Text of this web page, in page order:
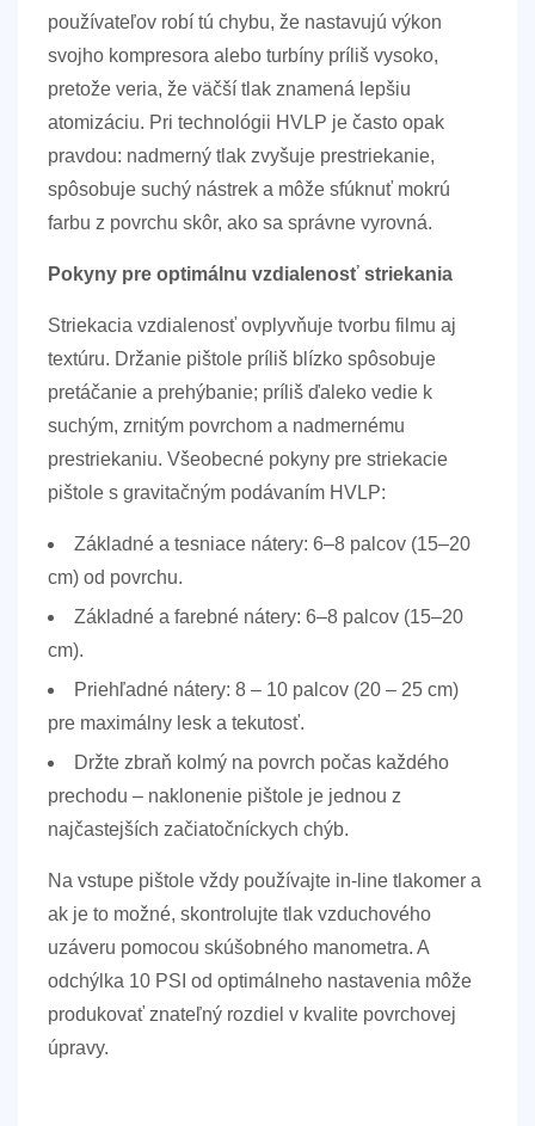
používateľov robí tú chybu, že nastavujú výkon
svojho kompresora alebo turbíny príliš vysoko,
pretože veria, že väčší tlak znamená lepšiu
atomizáciu. Pri technológii HVLP je často opak
pravdou: nadmerný tlak zvyšuje prestriekanie,
spôsobuje suchý nástrek a môže sfúknuť mokrú
farbu z povrchu skôr, ako sa správne vyrovná.
Pokyny pre optimálnu vzdialenosť striekania
Striekacia vzdialenosť ovplyvňuje tvorbu filmu aj
textúru. Držanie pištole príliš blízko spôsobuje
pretáčanie a prehýbanie; príliš ďaleko vedie k
suchým, zrnitým povrchom a nadmernému
prestriekaniu. Všeobecné pokyny pre striekacie
pištole s gravitačným podávaním HVLP:
Základné a tesniace nátery: 6–8 palcov (15–20
cm) od povrchu.
Základné a farebné nátery: 6–8 palcov (15–20
cm).
Priehľadné nátery: 8 – 10 palcov (20 – 25 cm)
pre maximálny lesk a tekutosť.
Držte zbraň kolmý na povrch počas každého
prechodu – naklonenie pištole je jednou z
najčastejších začiatočníckych chýb.
Na vstupe pištole vždy používajte in-line tlakomer a
ak je to možné, skontrolujte tlak vzduchového
uzáveru pomocou skúšobného manometra. A
odchýlka 10 PSI od optimálneho nastavenia môže
produkovať znateľný rozdiel v kvalite povrchovej
úpravy.